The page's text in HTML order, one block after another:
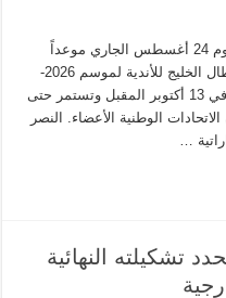
أعلن الاتحاد الخليجي لكرة القدم تحديد يوم 24 أغسطس الجاري موعداً
لسحب قرعة النسخة الثالثة من دوري أبطال الخليج للأندية لموسم 2026-
2027، على أن تنطلق منافسات البطولة في 13 أكتوبر المقبل وتستمر حتى
12 ناديًا يمثلون الاتحادات الوطنية الأعضاء. النصر
…
تشكيلته النهائية